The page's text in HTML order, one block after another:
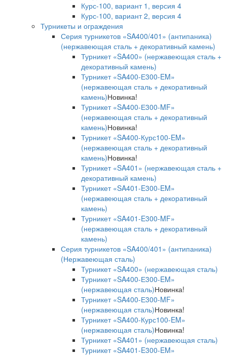
Курс-100, вариант 1, версия 4
Курс-100, вариант 2, версия 4
Турникеты и ограждения
Серия турникетов «SA400/401» (антипаника)
(нержавеющая сталь + декоративный камень)
Турникет «SA400» (нержавеющая сталь +
декоративный камень)
Турникет «SA400-Е300-EM»
(нержавеющая сталь + декоративный
камень)Новинка!
Турникет «SA400-Е300-MF»
(нержавеющая сталь + декоративный
камень)Новинка!
Турникет «SA400-Курс100-EM»
(нержавеющая сталь + декоративный
камень)Новинка!
Турникет «SA401» (нержавеющая сталь +
декоративный камень)
Турникет «SA401-E300-EM»
(нержавеющая сталь + декоративный
камень)
Турникет «SA401-E300-MF»
(нержавеющая сталь + декоративный
камень)
Серия турникетов «SA400/401» (антипаника)
(Нержавеющая сталь)
Турникет «SA400» (нержавеющая сталь)
Турникет «SA400-Е300-EM»
(нержавеющая сталь)Новинка!
Турникет «SA400-Е300-MF»
(нержавеющая сталь)Новинка!
Турникет «SA400-Курс100-EM»
(нержавеющая сталь)Новинка!
Турникет «SA401» (нержавеющая сталь)
Турникет «SA401-E300-EM»